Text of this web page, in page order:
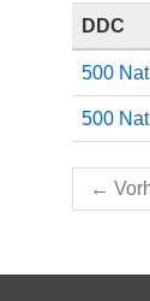
DDC
500
500
←